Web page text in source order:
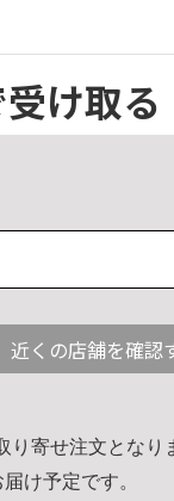
け取る
近くの店舗を確認
り寄せ注文となり
け予定です。